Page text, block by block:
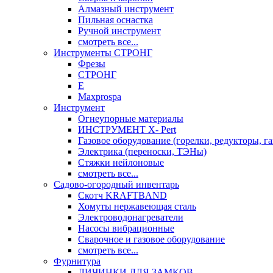
Алмазный инструмент
Пильная оснастка
Ручной инструмент
смотреть все...
Инструменты СТРОНГ
Фрезы
СТРОНГ
Е
Maxprospa
Инструмент
Огнеупорные материалы
ИНСТРУМЕНТ X- Pert
Газовое оборудование (горелки, редукторы,
Электрика (переноски, ТЭНы)
Стяжки нейлоновые
смотреть все...
Садово-огородный инвентарь
Скотч KRAFTBAND
Хомуты нержавеющая сталь
Электроводонагреватели
Насосы вибрационные
Сварочное и газовое оборудование
смотреть все...
Фурнитура